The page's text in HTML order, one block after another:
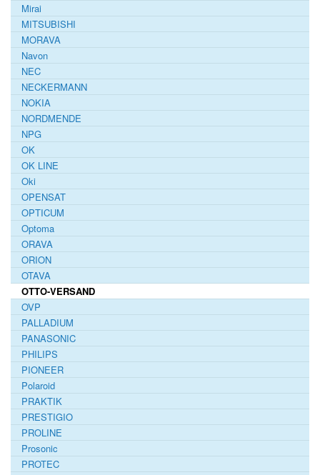
Mirai
MITSUBISHI
MORAVA
Navon
NEC
NECKERMANN
NOKIA
NORDMENDE
NPG
OK
OK LINE
Oki
OPENSAT
OPTICUM
Optoma
ORAVA
ORION
OTAVA
OTTO-VERSAND
OVP
PALLADIUM
PANASONIC
PHILIPS
PIONEER
Polaroid
PRAKTIK
PRESTIGIO
PROLINE
Prosonic
PROTEC